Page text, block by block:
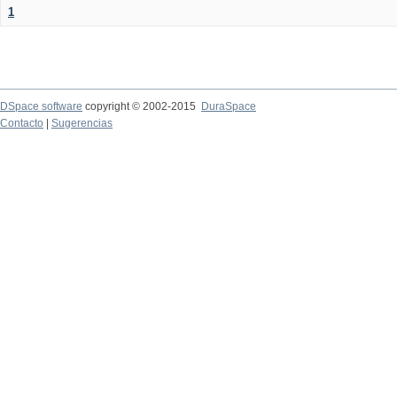
1
DSpace software copyright © 2002-2015
DuraSpace
Contacto
Sugerencias